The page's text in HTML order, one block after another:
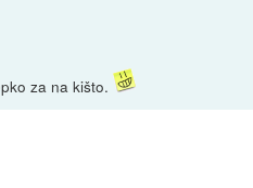
za na kišto.